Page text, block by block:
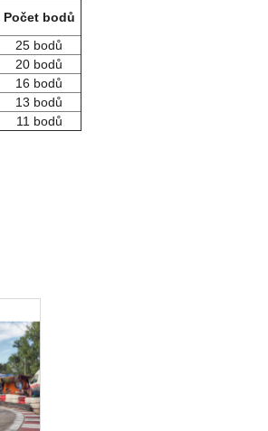
Počet bodů
25 bodů
20 bodů
16 bodů
13 bodů
11 bodů